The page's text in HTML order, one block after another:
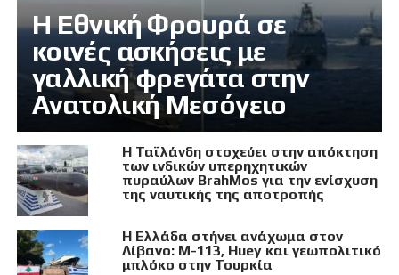
Η Εθνική Φρουρά σε
κοινές ασκήσεις με
γαλλική φρεγάτα στην
Ανατολική Μεσόγειο
Η Ταϊλάνδη στοχεύει στην απόκτηση
των ινδικών υπερηχητικών
πυραύλων BrahMos για την ενίσχυση
της ναυτικής της αποτροπής
Η Ελλάδα στήνει ανάχωμα στον
Λίβανο: M-113, Huey και γεωπολιτικό
μπλόκο στην Τουρκία